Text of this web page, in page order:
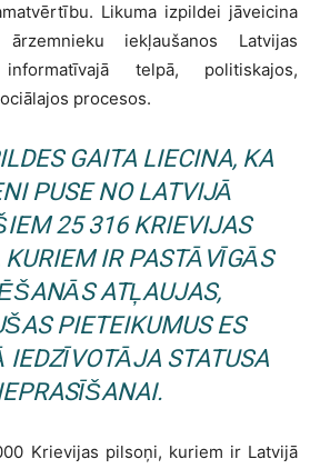
Likuma izpildei jāveicina
iekļaušanos Latvijas
telpā, politiskajos,
procesos.
GAITA LIECINA, KA
PUSE NO LATVIJĀ
25 316 KRIEVIJAS
IR PASTĀVĪGĀS
ATĻAUJAS,
PIETEIKUMUS ES
IEDZĪVOTĀJA STATUSA
Krievijas pilsoņi, kuriem ir Latvijā